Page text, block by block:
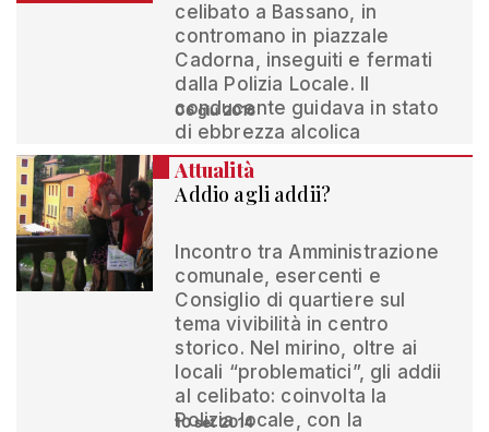
celibato a Bassano, in
contromano in piazzale
Cadorna, inseguiti e fermati
dalla Polizia Locale. Il
conducente guidava in stato
di ebbrezza alcolica
06 giu 2016
Attualità
Addio agli addii?
Incontro tra Amministrazione
comunale, esercenti e
Consiglio di quartiere sul
tema vivibilità in centro
storico. Nel mirino, oltre ai
locali “problematici”, gli addii
al celibato: coinvolta la
Polizia locale, con la
10 set 2014